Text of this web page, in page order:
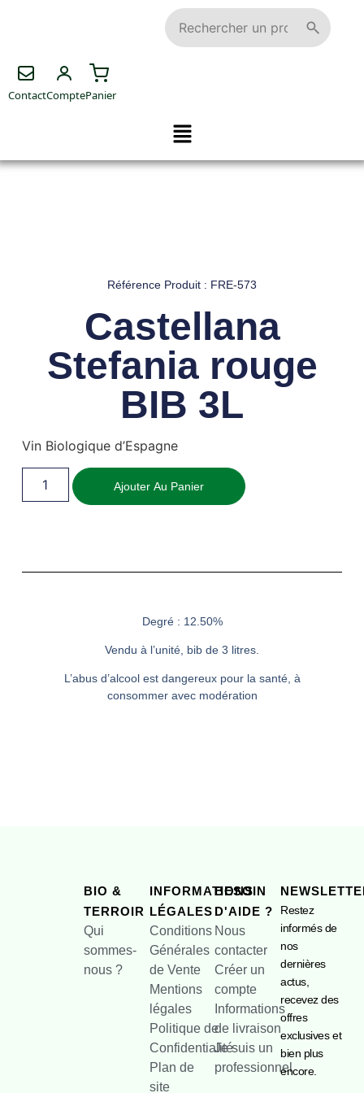
ContactComptePanier
Référence Produit : FRE-573
Castellana
Stefania rouge
BIB 3L
Vin Biologique d’Espagne
Ajouter Au Panier
Degré : 12.50%
Vendu à l’unité, bib de 3 litres.
L’abus d’alcool est dangereux pour la santé, à
consommer avec modération
BIO &
TERROIR
Qui
sommes-
nous ?
INFORMATIONS
LÉGALES
Conditions
Générales
de Vente
Mentions
légales
Politique de
Confidentialité
Plan de
site
BESOIN
D'AIDE ?
Nous
contacter
Créer un
compte
Informations
de livraison
Je suis un
professionnel
Restez
informés de
nos
dernières
actus,
recevez des
offres
exclusives et
bien plus
encore.